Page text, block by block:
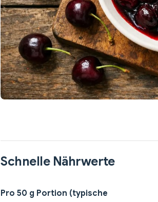
Schnelle Nährwerte
Pro 50 g Portion (typische